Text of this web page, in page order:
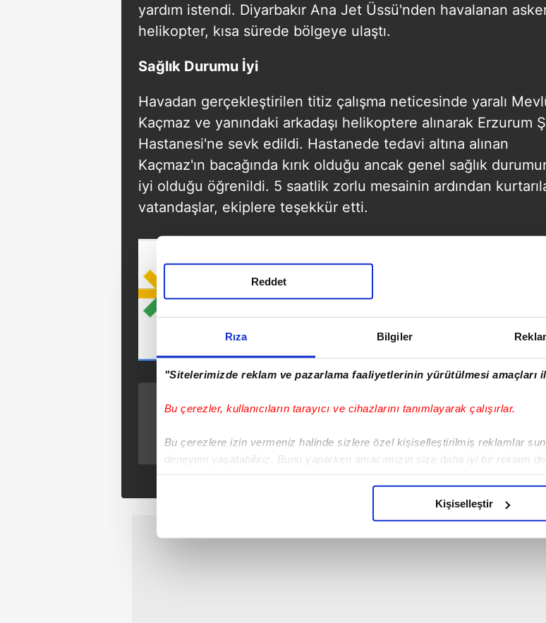
Rıza Bilgiler
"Sitelerimizde reklam ve pazarlama faaliyetlerinin yürütülmesi amaçları
Bu çerezler, kullanıcıların tarayıcı ve cihazlarını tanımlayarak çalışırlar.
Bu çerezlere izin vermeniz halinde sizlere özel kişiselleştirilmiş reklamlar
deneyimi yaşatabiliriz. Bunu yaparken amacımızın size daha iyi bir reklam
Reddet
Kişiselleştir
yardım istendi. Diyarbakır Ana Jet Üssü'nden havalanan
helikopter, kısa sürede bölgeye ulaştı.
Sağlık Durumu İyi
Havadan gerçekleştirilen titiz çalışma neticesinde yaralı
Kaçmaz ve yanındaki arkadaşı helikoptere alınarak Erzurum
Hastanesi'ne sevk edildi. Hastanede tedavi altına alınan
Kaçmaz'ın bacağında kırık olduğu ancak genel sağlık
iyi olduğu öğrenildi. 5 saatlik zorlu mesainin ardından
vatandaşlar, ekiplere teşekkür etti.
tünelde koyun
sürüsüne daldı!
hayvan telef oldu
mehter gösterisini
protesto etti